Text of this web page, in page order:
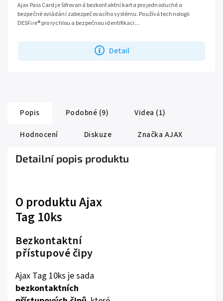
Detail
Ajax Pass Card je šifrovaná bezkontaktní karta pro jednoduché a
bezpečné ovládání zabezpečovacího systému. Používá technologii
DESFire® pro rychlou a bezpečnou identifikaci...
Popis Podobné (9)
Videa (1)
Hodnocení
Diskuze Značka AJAX
Detailní popis produktu
O produktu Ajax
Tag 10ks
Bezkontaktní
přístupové čipy
Ajax Tag 10ks je sada
bezkontaktních